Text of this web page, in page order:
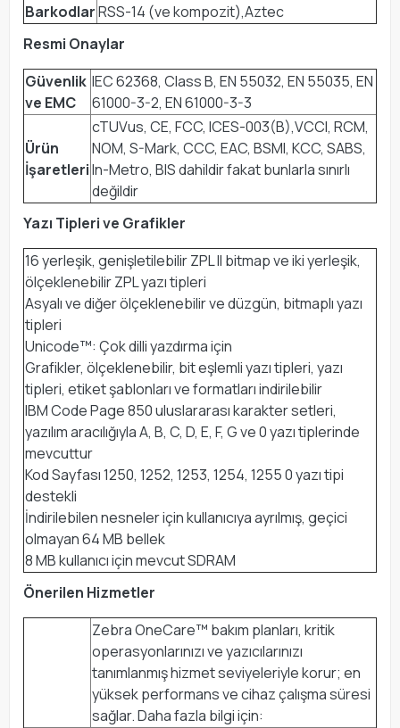
BarkodlarRSS-14 (ve kompozit),Aztec
Resmi Onaylar
Güvenlik
ve EMC
IEC 62368, Class B, EN 55032, EN 55035, EN
61000-3-2, EN 61000-3-3
Ürün
İşaretleri
cTUVus, CE, FCC, ICES-003(B),VCCI, RCM,
NOM, S-Mark, CCC, EAC, BSMI, KCC, SABS,
In-Metro, BIS dahildir fakat bunlarla sınırlı
değildir
Yazı Tipleri ve Grafikler
16 yerleşik, genişletilebilir ZPL II bitmap ve iki yerleşik,
ölçeklenebilir ZPL yazı tipleri
Asyalı ve diğer ölçeklenebilir ve düzgün, bitmaplı yazı
tipleri
Unicode™: Çok dilli yazdırma için
Grafikler, ölçeklenebilir, bit eşlemli yazı tipleri, yazı
tipleri, etiket şablonları ve formatları indirilebilir
IBM Code Page 850 uluslararası karakter setleri,
yazılım aracılığıyla A, B, C, D, E, F, G ve 0 yazı tiplerinde
mevcuttur
Kod Sayfası 1250, 1252, 1253, 1254, 1255 0 yazı tipi
destekli
İndirilebilen nesneler için kullanıcıya ayrılmış, geçici
olmayan 64 MB bellek
8 MB kullanıcı için mevcut SDRAM
Önerilen Hizmetler
Zebra OneCare™ bakım planları, kritik
operasyonlarınızı ve yazıcılarınızı
tanımlanmış hizmet seviyeleriyle korur; en
yüksek performans ve cihaz çalışma süresi
sağlar. Daha fazla bilgi için: